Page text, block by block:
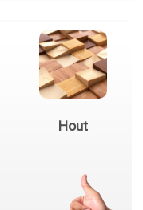
Hout